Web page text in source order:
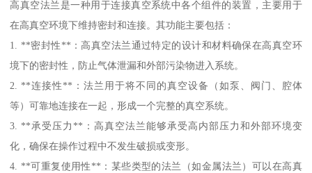
高真空法兰是一种用于连接真空系统中各个组件的装置，主要用于
在高真空环境下维持密封和连接。其功能主要包括：
1. **密封性**：高真空法兰通过特定的设计和材料确保在高真空环
境下的密封性，防止气体泄漏和外部污染物进入系统。
2. **连接性**：法兰用于将不同的真空设备（如泵、阀门、腔体
等）可靠地连接在一起，形成一个完整的真空系统。
3. **承受压力**：高真空法兰能够承受高内部压力和外部环境变
化，确保在操作过程中不发生破损或变形。
4. **可重复使用性**：某些类型的法兰（如金属法兰）可以在高真